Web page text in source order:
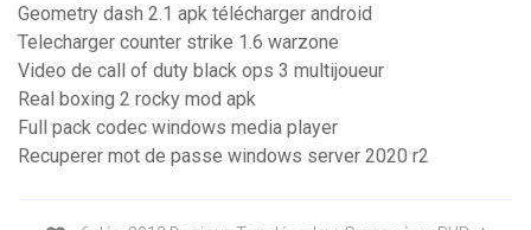
Geometry dash 2.1 apk télécharger android
Telecharger counter strike 1.6 warzone
Video de call of duty black ops 3 multijoueur
Real boxing 2 rocky mod apk
Full pack codec windows media player
Recuperer mot de passe windows server 2020 r2